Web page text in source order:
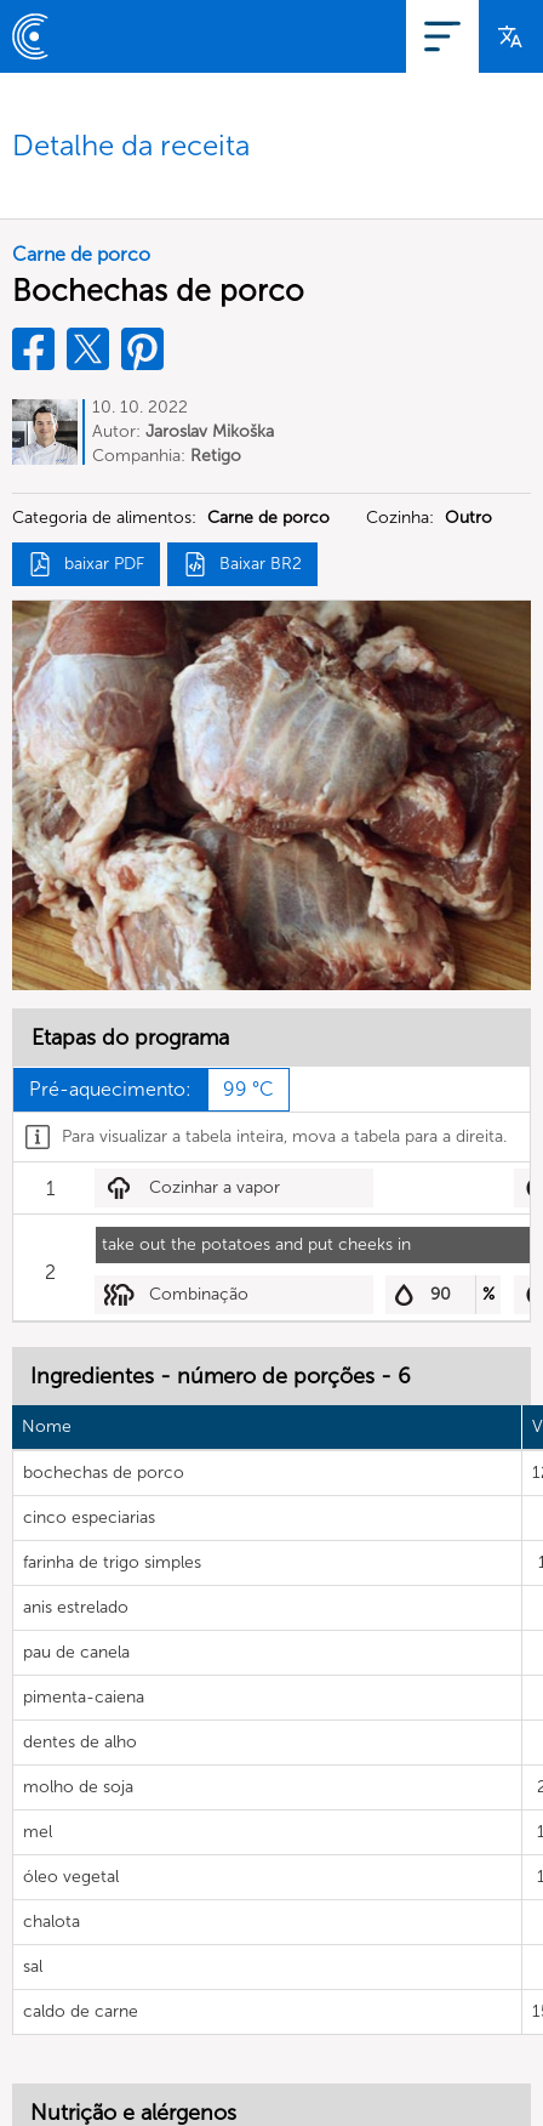
Detalhe da receita
Carne de porco
Bochechas de porco
10. 10. 2022
Autor: Jaroslav Mikoška
Companhia: Retigo
Categoria de alimentos: Carne de porco Cozinha: Outro
baixar PDF Baixar BR2
Etapas do programa
Pré-aquecimento: 99 °C
Para visualizar a tabela inteira, mova a tabela para a direita.
1 Cozinhar a vapor
take out the potatoes and put cheeks in
2
Combinação 90 %
Ingredientes - número de porções - 6
Nome
bochechas de porco
cinco especiarias
farinha de trigo simples
anis estrelado
pau de canela
pimenta-caiena
dentes de alho
molho de soja
mel
óleo vegetal
chalota
sal
caldo de carne
Nutrição e alérgenos